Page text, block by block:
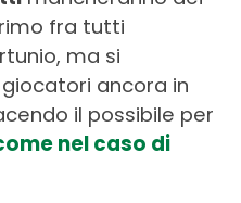
fra tutti
ma si
ancora in
il possibile per
nel caso di